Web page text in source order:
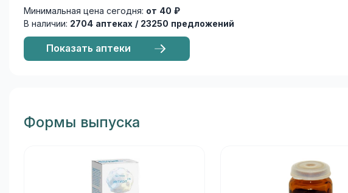
Минимальная цена сегодня: от 40 ₽
В наличии: 2704 аптеках / 23250 предложений
Показать аптеки
Формы выпуска